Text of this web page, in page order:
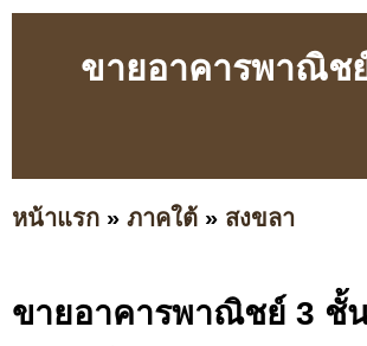
ขายอาคารพาณิช
หน้าแรก » ภาคใต้ » สงขลา
ขายอาคารพาณิชย์ 3 ชั้